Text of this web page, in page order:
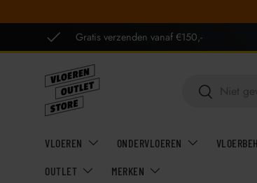
GA NAAR INHOUD
Gratis verzenden vanaf €150,-
Zoeken
Zoeken
VLOEREN ONDERVLOEREN
OUTLET MERKEN